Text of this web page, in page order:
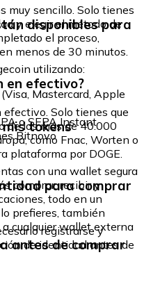
muy sencillo. Solo tienes
y elegir el método de
el proceso,
menos de 30 minutos.
disponibles para
utilizando:
Mastercard, Apple
o SEPA Instant
Bitnovo
en efectivo?
efectivo. Solo tienes que
de los más de 40.000
como Fnac, Worten o
plataforma por DOGE.
tokens
con una wallet segura
comprar, recibir y
todo en un
prefieres, también
cualquier wallet externa
para comprar
registrarse y
de identidad antes de
antes de comprar